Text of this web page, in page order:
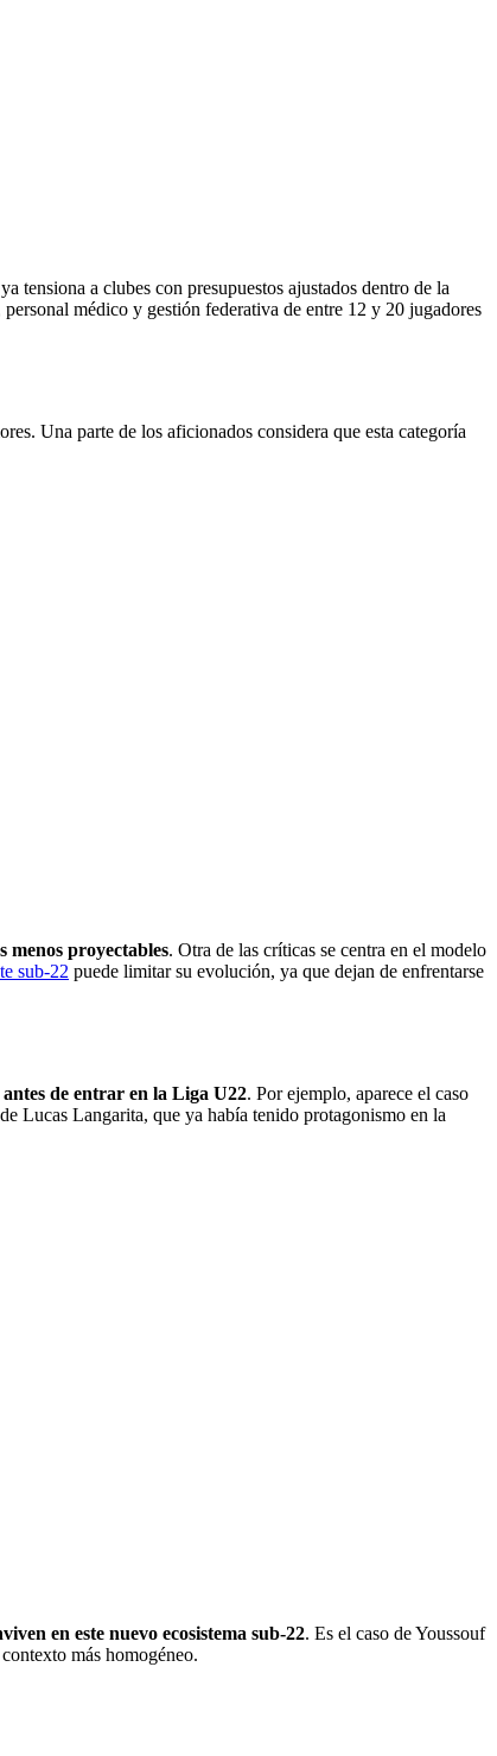
tensiona a clubes con presupuestos ajustados dentro de la
médico y gestión federativa de entre 12 y 20 jugadores
Una parte de los aficionados considera que esta categoría
menos proyectables. Otra de las críticas se centra en el modelo
sub-22 puede limitar su evolución, ya que dejan de enfrentarse
de entrar en la Liga U22. Por ejemplo, aparece el caso
Lucas Langarita, que ya había tenido protagonismo en la
en este nuevo ecosistema sub-22. Es el caso de Youssouf
más homogéneo.